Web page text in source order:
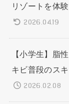
リゾートを体
2026.04.19
【小学生】脂
キビ普段のス
2026.02.08